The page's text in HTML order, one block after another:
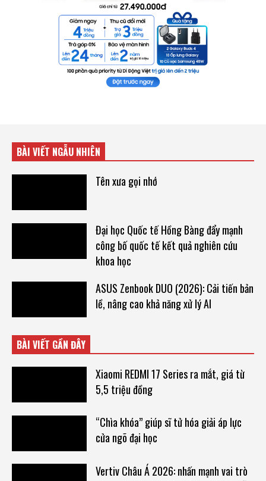
BÀI VIẾT NGẪU NHIÊN
Tên xưa gọi nhớ
Đại học Quốc tế Hồng Bàng đẩy mạnh
công bố quốc tế kết quả nghiên cứu
khoa học
ASUS Zenbook DUO (2026): Cải tiến bản
lề, nâng cao khả năng xử lý AI
BÀI VIẾT GẦN ĐÂY
Xiaomi REDMI 17 Series ra mắt, giá từ
5,5 triệu đồng
“Chìa khóa” giúp sĩ tử hóa giải áp lực
cửa ngõ đại học
Vertiv Châu Á 2026: nhấn mạnh vai trò